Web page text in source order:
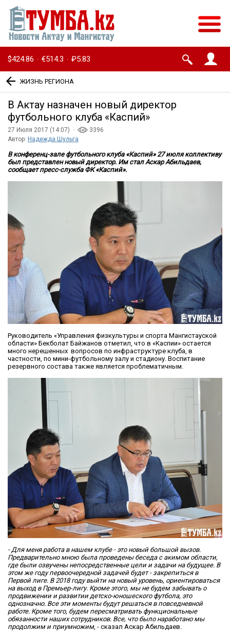
$424.86 · €514.3 · ₽5.83
ЖИЗНЬ РЕГИОНА
В Актау назначен новый директор
футбольного клуба «Каспий»
27 Июля 2017 (14:07) ·
3396
Автор: Надежда Шульга
В конференц-зале футбольного клуба «Каспий» 27 июля коллективу
был представлен новый директор. Им стал Аскар Абильдаев,
сообщает пресс-служба ФК «Каспий».
Руководитель «Управления физкультуры и спорта Мангистауской
области» Бекболат Байжанов отметил, что в «Каспии» остается
много нерешенных вопросов по инфраструктуре клуба, в
частности, по мини-футбольному залу и стадиону. Воспитание
резервного состава также является проблематичным.
- Для меня работа в нашем клубе - это новый большой вызов.
Предварительно мною была проведены беседа с акимом области,
где были озвучены непосредственные цели и задачи на будущее. В
этом же году первоочередной задачей будет - закрепиться в
Первой лиге. В 2018 году выйти на новый уровень, ориентироваться
на выход в Премьер-лигу. Кроме этого, мы не будем забывать о
продвижении и развитии детско-юношеского футбола, это
однозначно. Все эти моменты будут решаться в повседневной
работе. Кроме того, будем пересматривать функциональные
обязанности наших сотрудников. Все, что было наработано мы
продолжим и приумножим, - сказал Аскар Абильдаев.